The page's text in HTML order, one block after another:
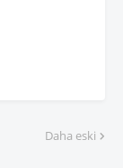
Daha eski